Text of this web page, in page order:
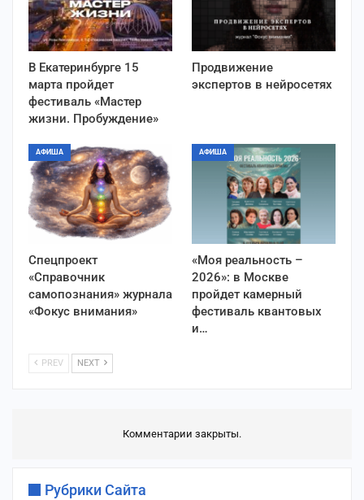
В Екатеринбурге 15
марта пройдет
фестиваль «Мастер
жизни. Пробуждение»
Продвижение
экспертов в нейросетях
АФИША
Спецпроект
«Справочник
самопознания» журнала
«Фокус внимания»
АФИША
«Моя реальность –
2026»: в Москве
пройдет камерный
фестиваль квантовых
и…
PREV NEXT
Комментарии закрыты.
Рубрики Сайта